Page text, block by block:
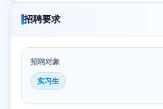
招聘要求
招聘对象
实习生